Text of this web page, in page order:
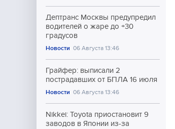
Дептранс Москвы предупредил
водителей о жаре до +30
градусов
Новости 06 Августа 13:46
Грайфер: выписали 2
пострадавших от БПЛА 16 июля
Новости 06 Августа 13:46
Nikkei: Toyota приостановит 9
заводов в Японии из-за